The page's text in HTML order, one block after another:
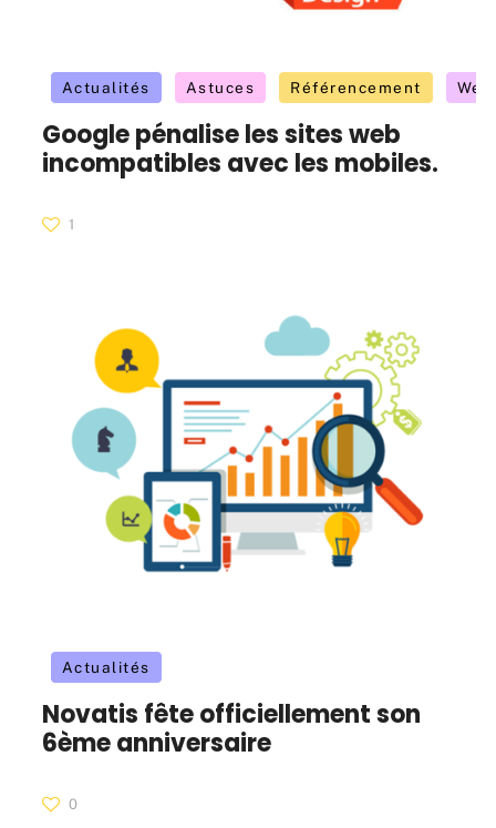
Actualités Astuces Référencement
Google pénalise les sites web
incompatibles avec les mobiles.
1
Actualités
Novatis fête officiellement son
6ème anniversaire
0